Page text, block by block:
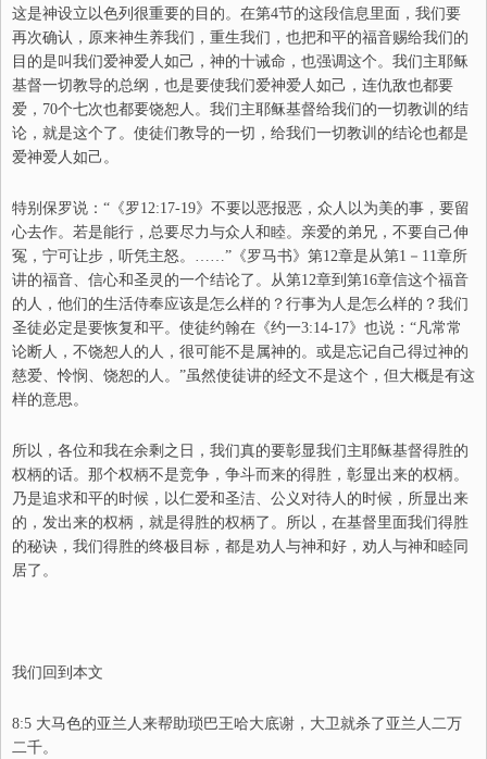
这是神设立以色列很重要的目的。在第4节的这段信息里面，我们要
再次确认，原来神生养我们，重生我们，也把和平的福音赐给我们的
目的是叫我们爱神爱人如己，神的十诫命，也强调这个。我们主耶稣
基督一切教导的总纲，也是要使我们爱神爱人如己，连仇敌也都要
爱，70个七次也都要饶恕人。我们主耶稣基督给我们的一切教训的结
论，就是这个了。使徒们教导的一切，给我们一切教训的结论也都是
爱神爱人如己。
特别保罗说：“ 《罗12:17-19》 不要以恶报恶，众人以为美的事，要留
心去作。若是能行，总要尽力与众人和睦。亲爱的弟兄，不要自己伸
冤，宁可让步，听凭主怒。……”《罗马书》第12章是从第1－11章所
讲的福音、信心和圣灵的一个结论了。从第12章到第16章信这个福音
的人，他们的生活侍奉应该是怎么样的？行事为人是怎么样的？我们
圣徒必定是要恢复和平。使徒约翰在《约一3:14-17》也说：“凡常常
论断人，不饶恕人的人，很可能不是属神的。或是忘记自己得过神的
慈爱、怜悯、饶恕的人。”虽然使徒讲的经文不是这个，但大概是有这
样的意思。
所以，各位和我在余剩之日，我们真的要彰显我们主耶稣基督得胜的
权柄的话。那个权柄不是竞争，争斗而来的得胜，彰显出来的权柄。
乃是追求和平的时候，以仁爱和圣洁、公义对待人的时候，所显出来
的，发出来的权柄，就是得胜的权柄了。所以，在基督里面我们得胜
的秘诀，我们得胜的终极目标，都是劝人与神和好，劝人与神和睦同
居了。
我们回到本文
8:5 大马色的亚兰人来帮助琐巴王哈大底谢，大卫就杀了亚兰人二万
二千。